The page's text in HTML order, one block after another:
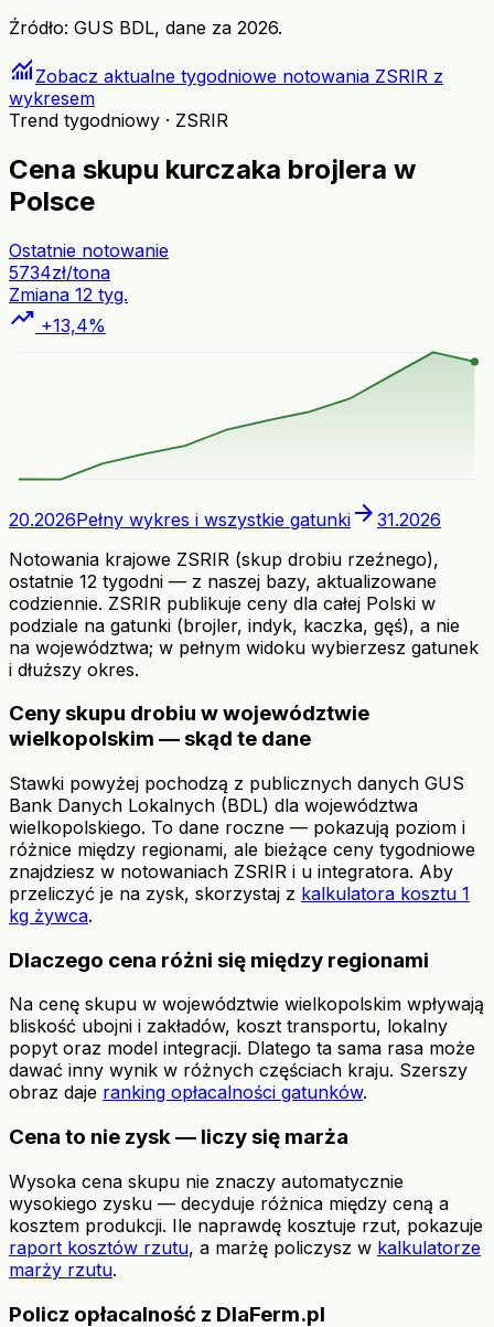
Źródło: GUS BDL, dane za 2026.
monitoring Zobacz aktualne tygodniowe notowania ZSRIR z
wykresem
Trend tygodniowy · ZSRIR
Cena skupu kurczaka brojlera w
Polsce
Ostatnie notowanie
5734zł/tona
Zmiana 12 tyg.
trending_up +13,4%
20.2026Pełny wykres i wszystkie gatunki arrow_forward 31.2026
Notowania krajowe ZSRIR (skup drobiu rzeźnego),
ostatnie 12 tygodni — z naszej bazy, aktualizowane
codziennie. ZSRIR publikuje ceny dla całej Polski w
podziale na gatunki (brojler, indyk, kaczka, gęś), a nie
na województwa; w pełnym widoku wybierzesz gatunek
i dłuższy okres.
Ceny skupu drobiu w województwie
wielkopolskim — skąd te dane
Stawki powyżej pochodzą z publicznych danych GUS
Bank Danych Lokalnych (BDL) dla województwa
wielkopolskiego. To dane roczne — pokazują poziom i
różnice między regionami, ale bieżące ceny tygodniowe
znajdziesz w notowaniach ZSRIR i u integratora. Aby
przeliczyć je na zysk, skorzystaj z kalkulatora kosztu 1
kg żywca.
Dlaczego cena różni się między regionami
Na cenę skupu w województwie wielkopolskim wpływają
bliskość ubojni i zakładów, koszt transportu, lokalny
popyt oraz model integracji. Dlatego ta sama rasa może
dawać inny wynik w różnych częściach kraju. Szerszy
obraz daje ranking opłacalności gatunków.
Cena to nie zysk — liczy się marża
Wysoka cena skupu nie znaczy automatycznie
wysokiego zysku — decyduje różnica między ceną a
kosztem produkcji. Ile naprawdę kosztuje rzut, pokazuje
raport kosztów rzutu, a marżę policzysz w kalkulatorze
marży rzutu.
Policz opłacalność z DlaFerm.pl